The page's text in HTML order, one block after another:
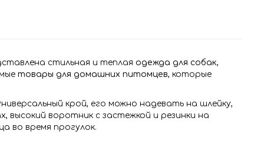
стильная и теплая одежда для собак,
товары для домашних питомцев, которые
крой, его можно надевать на шлейку,
высокий воротник с застежкой и резинки на
во время прогулок.